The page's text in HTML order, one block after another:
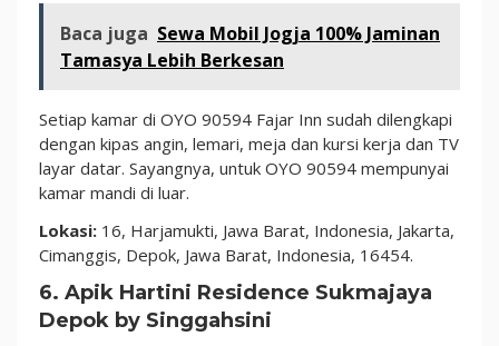
Baca juga Sewa Mobil Jogja 100% Jaminan
Tamasya Lebih Berkesan
Setiap kamar di OYO 90594 Fajar Inn sudah dilengkapi
dengan kipas angin, lemari, meja dan kursi kerja dan TV
layar datar. Sayangnya, untuk OYO 90594 mempunyai
kamar mandi di luar.
Lokasi: 16, Harjamukti, Jawa Barat, Indonesia, Jakarta,
Cimanggis, Depok, Jawa Barat, Indonesia, 16454.
6. Apik Hartini Residence Sukmajaya
Depok by Singgahsini